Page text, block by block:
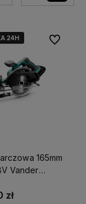
24H
24H
24H
165mm
Vander
zł
Do